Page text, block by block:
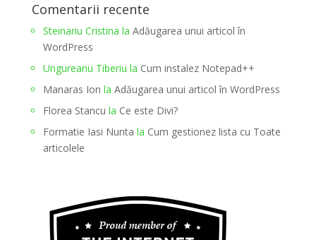
Comentarii recente
Steinariu Cristina la Adăugarea unui articol în
WordPress
Ungureanu Tiberiu la Cum instalez Notepad++
Manaras Ion la Adăugarea unui articol în WordPress
Florea Stancu la Ce este Divi?
Formatie Iasi Nunta la Cum gestionez lista cu Toate
articolele